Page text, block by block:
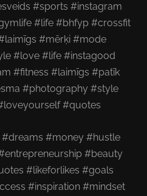
#sports #instagram
#life #bhfyp #crossfit
#mērķi #mode
#love #life #instagood
#fitness #laimīgs #patīk
#photography #style
#quotes
#money #hustle
#beauty
#likeforlikes #goals
#inspiration #mindset